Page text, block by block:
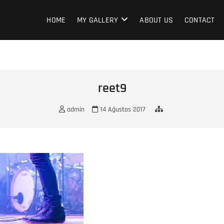
HOME MY GALLERY ABOUT US CONTACT
reet9
admin 14 Ağustos 2017